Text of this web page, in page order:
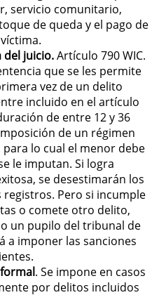
License
Officer
Laws
Drugs
A Controlled
servicio comunitario,
de queda y el pago de
del juicio.Artículo 790 WIC.
que se les permite
vez de un delito
incluido en el artículo
de entre 12 y 36
de un régimen
lo cual el menor debe
le imputan. Si logra
se desestimarán los
registros. Pero si incumple
o comete otro delito,
un pupilo del tribunal de
a imponer las sanciones
. Se impone en casos
por delitos incluidos